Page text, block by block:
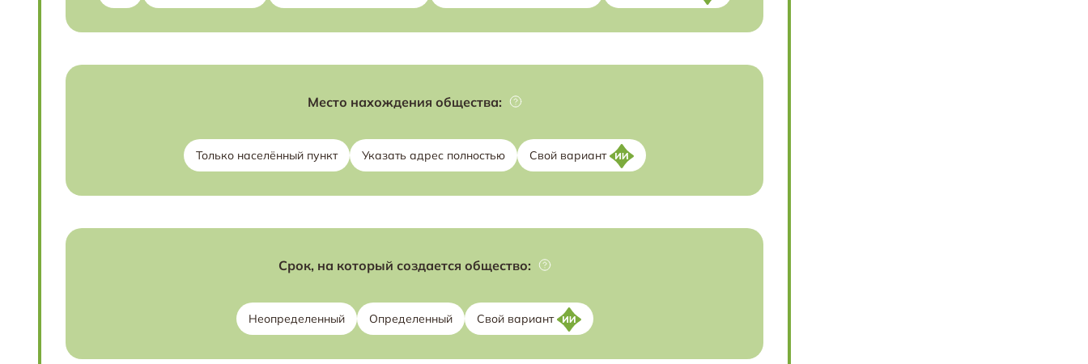
Место нахождения общества:
Только населённый пункт Указать адрес полностью Свой вариант
Срок, на который создается общество:
Неопределенный Определенный Свой вариант